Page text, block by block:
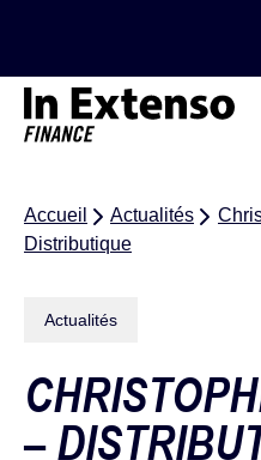
Accueil Actualités
Distributique
Actualités
–